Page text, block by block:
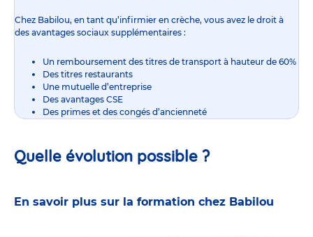
Chez Babilou, en tant qu’infirmier en crèche, vous avez le droit à
des avantages sociaux supplémentaires :
Un remboursement des titres de transport à hauteur de 60%
Des titres restaurants
Une mutuelle d’entreprise
Des avantages CSE
Des primes et des congés d’ancienneté
Quelle évolution possible ?
En savoir plus sur la formation chez Babilou